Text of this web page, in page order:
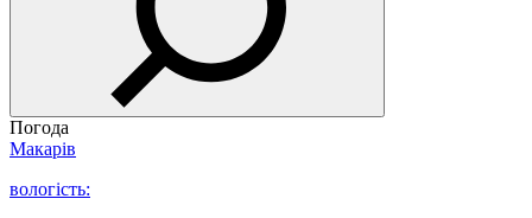
Погода
Макарів
вологість: